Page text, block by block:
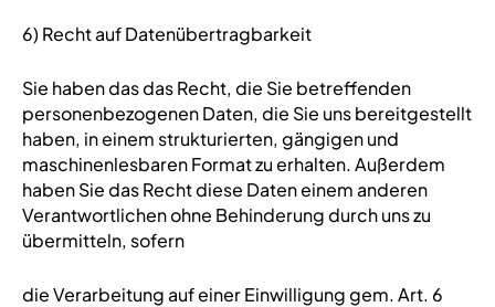
6) Recht auf Datenübertragbarkeit
Sie haben das das Recht, die Sie betreffenden
personenbezogenen Daten, die Sie uns bereitgestellt
haben, in einem strukturierten, gängigen und
maschinenlesbaren Format zu erhalten. Außerdem
haben Sie das Recht diese Daten einem anderen
Verantwortlichen ohne Behinderung durch uns zu
übermitteln, sofern
die Verarbeitung auf einer Einwilligung gem. Art. 6